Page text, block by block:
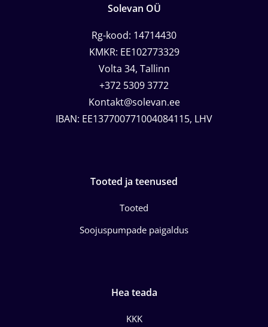
Solevan OÜ
Rg-kood: 14714430
KMKR: EE102773329
Volta 34, Tallinn
+372 5309 3772
Kontakt@solevan.ee
IBAN: EE137700771004084115, LHV
Tooted ja teenused
Tooted
Soojuspumpade paigaldus
Hea teada
KKK